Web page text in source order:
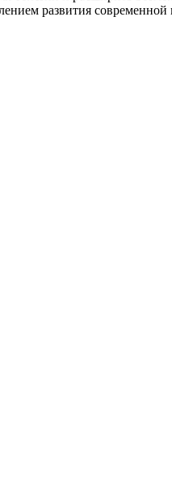
развития